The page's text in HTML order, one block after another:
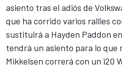
asiento tras el adiós de
que ha corrido varios rallies
sustituirá a Hayden Paddon
tendrá un asiento para lo que
Mikkelsen correrá con un i20